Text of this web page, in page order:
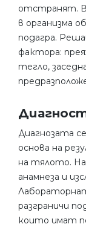
отстранят.
в организма
подагра.
фактора:
тегло,
Диагнозата
основа на
на тялото.
анамнеза и
разграничи
които имат